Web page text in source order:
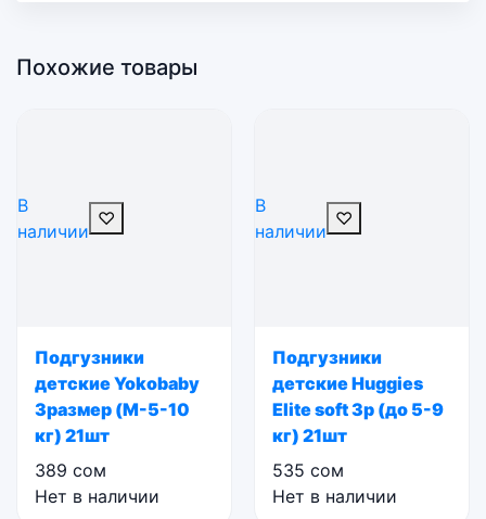
Похожие товары
В
наличии
♡
Подгузники
детские Yokobaby
3размер (M-5-10
кг) 21шт
389 сом
Нет в наличии
В
наличии
♡
Подгузники
детские Huggies
Elite soft 3р (до 5-9
кг) 21шт
535 сом
Нет в наличии